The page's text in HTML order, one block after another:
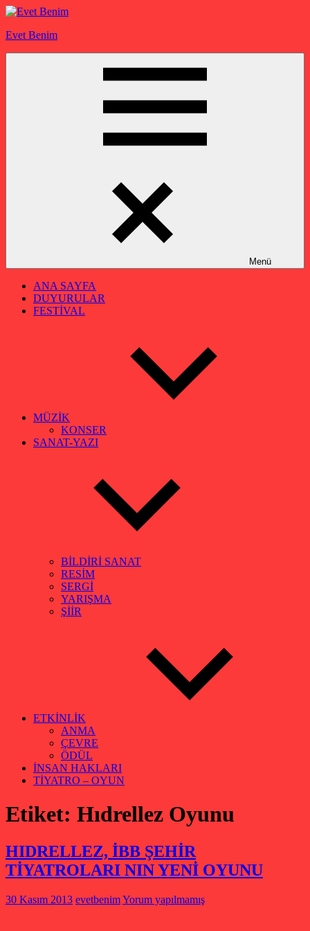
İçeriğe
Evet Benim
Menü
ANA SAYFA
DUYURULAR
FESTİVAL
MÜZİK
KONSER
SANAT-YAZI
BİLDİRİ SANAT
RESİM
SERGİ
YARIŞMA
ŞİİR
ETKİNLİK
ANMA
ÇEVRE
ÖDÜL
İNSAN HAKLARI
TİYATRO – OYUN
Etiket: Hıdrellez Oyunu
HIDRELLEZ, İBB ŞEHİR
TİYATROLARI NIN YENİ OYUNU
30 Kasım 2013 evetbenimYorum yapılmamış